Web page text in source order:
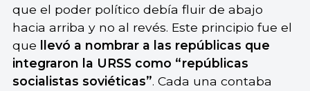
que el poder político debía fluir de abajo
hacia arriba y no al revés. Este principio fue el
que
llevó a nombrar a las repúblicas que
integraron la URSS como “repúblicas
socialistas soviéticas”. Cada una contaba